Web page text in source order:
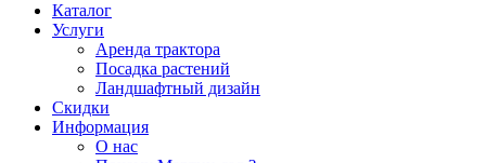
Каталог
Услуги
Аренда трактора
Посадка растений
Ландшафтный дизайн
Скидки
Информация
О нас